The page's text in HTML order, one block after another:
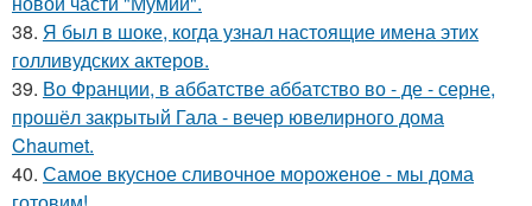
38. Я был в шоке, когда узнал настоящие имена этих
голливудских актеров.
39. Во Франции, в аббатстве аббатство во - де - серне,
прошёл закрытый Гала - вечер ювелирного дома
Chaumet.
40. Самое вкусное сливочное мороженое - мы дома